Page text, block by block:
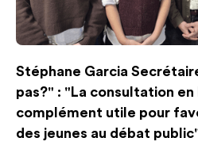
Stéphane Garcia
pas?" : "La consultation en
complément utile pour
des jeunes au débat